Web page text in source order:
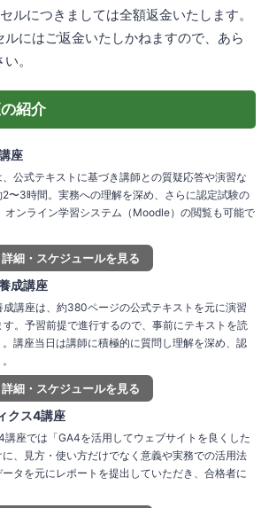
ルにつきましては全額返金いたします。
にはご返金いたしかねますので、あら
。
紹介
座
公式テキストに基づき講師との質疑応答や演習な
〜3時間。実務への理解を深め、さらに認定試験の
オンライン学習システム（Moodle）の閲覧も可能で
詳細・スケジュールを見る
成講座
講座は、約380ページの公式テキストを元に演習
。予習前提で進行するので、事前にテキストを読
講座当日は講師に積極的に質問し理解を深め、認
詳細・スケジュールを見る
クス4講座
座では「GA4を活用してウェブサイトを良くした
、見方・使い方だけでなく意義や実務での活用法
タを元にレポートを提出していただき、合格者に